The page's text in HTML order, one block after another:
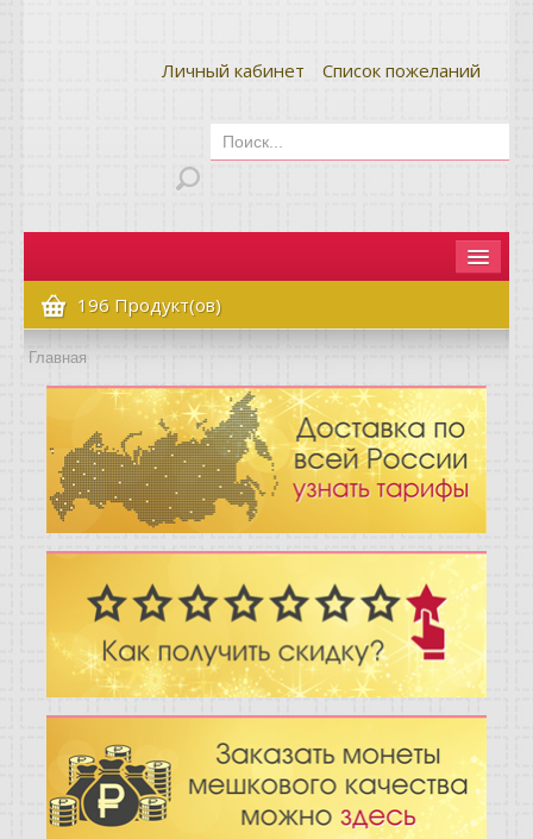
Личный кабинет Список пожеланий
Главная
Как сделать заказ
Оплата и доставка
Контакты
Вопрос-ответ
Отзывы
Новости
Статьи
196 Продукт(ов)
Главная